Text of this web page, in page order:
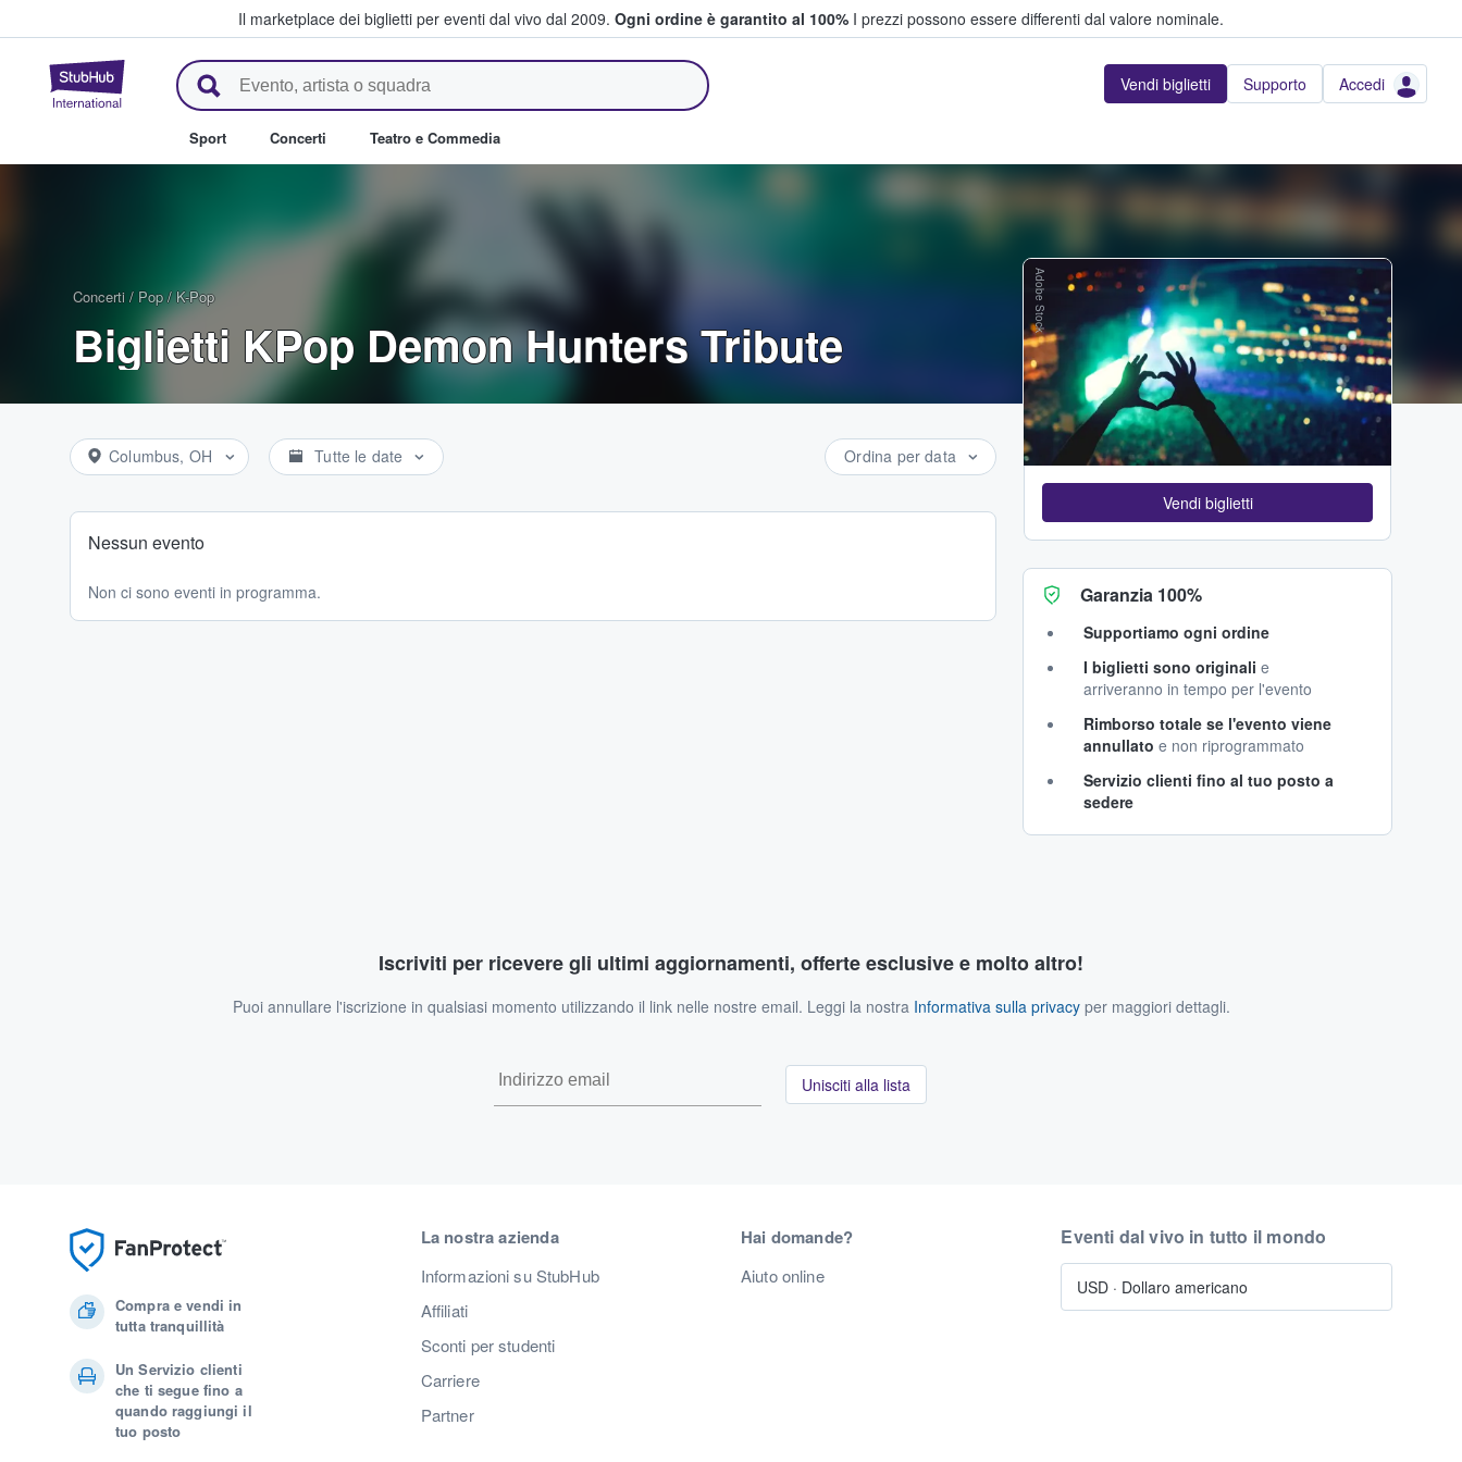
Il marketplace dei biglietti per eventi dal vivo dal 2009. Ogni ordine è garantito al 100% I prezzi possono essere differenti dal valore nominale.
StubHub - Dove i fan comprano e vendono biglietti Vendi biglietti Supporto Accedi
Sport Concerti Teatro e Commedia
Concerti / Pop / K-Pop
Biglietti KPop Demon Hunters Tribute
Columbus, OH Tutte le date Ordina per data
Nessun evento
Non ci sono eventi in programma.
Adobe Stock
Vendi biglietti
Garanzia 100%
Supportiamo ogni ordine
I biglietti sono originali e
arriveranno in tempo per l'evento
Rimborso totale se l'evento viene
annullato e non riprogrammato
Servizio clienti fino al tuo posto a
sedere
Iscriviti per ricevere gli ultimi aggiornamenti, offerte esclusive e molto altro!
Puoi annullare l'iscrizione in qualsiasi momento utilizzando il link nelle nostre email. Leggi la nostra Informativa sulla privacyper maggiori dettagli.
Unisciti alla lista
Compra e vendi in
tutta tranquillità
Un Servizio clienti
che ti segue fino a
quando raggiungi il
tuo posto
La nostra azienda
Informazioni su StubHub
Affiliati
Sconti per studenti
Carriere
Partner
Hai domande?
Aiuto online
Eventi dal vivo in tutto il mondo
USD · Dollaro americano